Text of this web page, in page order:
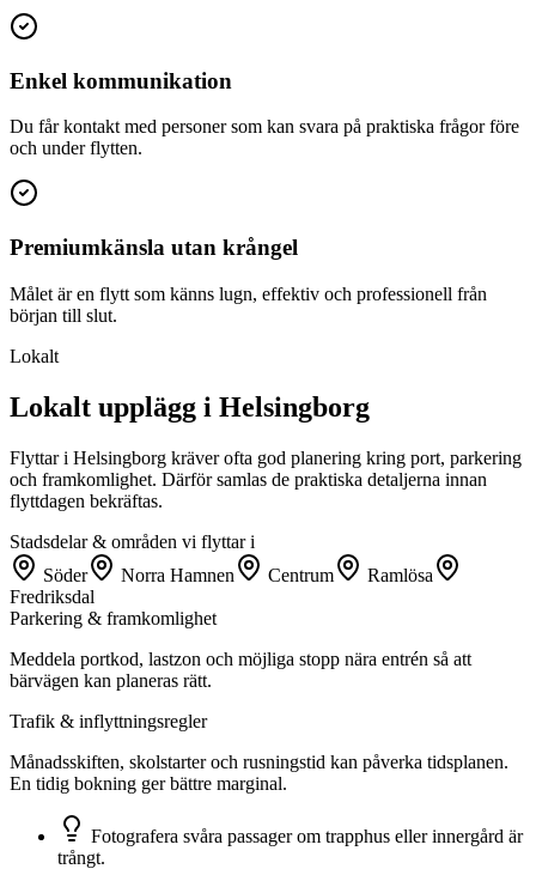
Enkel kommunikation
Du får kontakt med personer som kan svara på praktiska frågor före
och under flytten.
Premiumkänsla utan krångel
Målet är en flytt som känns lugn, effektiv och professionell från
början till slut.
Lokalt
Lokalt upplägg i Helsingborg
Flyttar i Helsingborg kräver ofta god planering kring port, parkering
och framkomlighet. Därför samlas de praktiska detaljerna innan
flyttdagen bekräftas.
Stadsdelar & områden vi flyttar i
Söder
Norra Hamnen Centrum
Ramlösa
Fredriksdal
Parkering & framkomlighet
Meddela portkod, lastzon och möjliga stopp nära entrén så att
bärvägen kan planeras rätt.
Trafik & inflyttningsregler
Månadsskiften, skolstarter och rusningstid kan påverka tidsplanen.
En tidig bokning ger bättre marginal.
Fotografera svåra passager om trapphus eller innergård är
trångt.